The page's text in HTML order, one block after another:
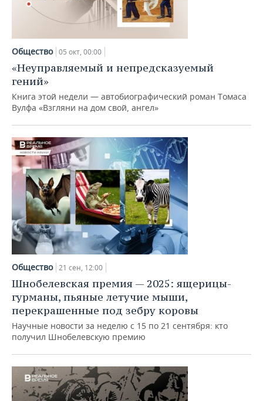
Общество 05 окт, 00:00
«Неуправляемый и непредсказуемый
гений»
Книга этой недели — автобиографический роман Томаса
Вулфа «Взгляни на дом свой, ангел»
Общество 21 сен, 12:00
Шнобелевская премия — 2025: ящерицы-
гурманы, пьяные летучие мыши,
перекрашенные под зебру коровы
Научные новости за неделю с 15 по 21 сентября: кто
получил Шнобелевскую премию